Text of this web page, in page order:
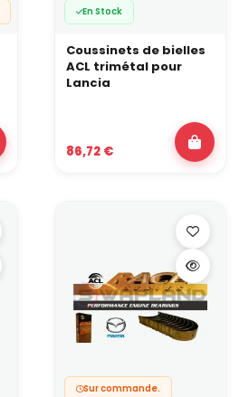
En Stock
Coussinets de bielles
ACL trimétal pour
Lancia
86,72 €
Sur commande.